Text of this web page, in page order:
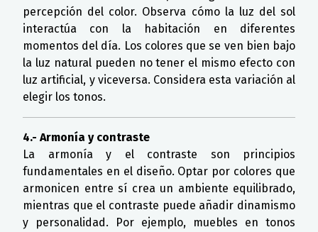
percepción del color. Observa cómo la luz del sol
interactúa con la habitación en diferentes
momentos del día. Los colores que se ven bien bajo
la luz natural pueden no tener el mismo efecto con
luz artificial, y viceversa. Considera esta variación al
elegir los tonos.
4.- Armonía y contraste
La armonía y el contraste son principios
fundamentales en el diseño. Optar por colores que
armonicen entre sí crea un ambiente equilibrado,
mientras que el contraste puede añadir dinamismo
y personalidad. Por ejemplo, muebles en tonos